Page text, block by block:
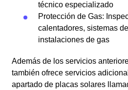
técnico especializado
Protección de Gas:
calentadores, sistemas
instalaciones de gas
Además de los servicios
también ofrece servicios
apartado de placas solares